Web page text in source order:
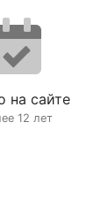
на сайте
12 лет